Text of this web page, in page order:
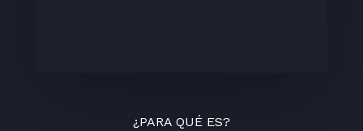
¿PARA QUÉ ES?